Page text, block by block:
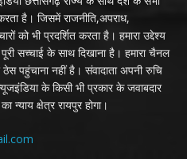
है। जिसमें राजनीति,अपराध,
को भी प्रदर्शित करता है। हमारा उद्देश्य
सच्चाई के साथ दिखाना है। हमारा चैनल
पहुंचाना नहीं है। संवादाता अपनी रुचि
के किसी भी प्रकार के जवाबदार
न्याय क्षेत्र रायपुर होगा।